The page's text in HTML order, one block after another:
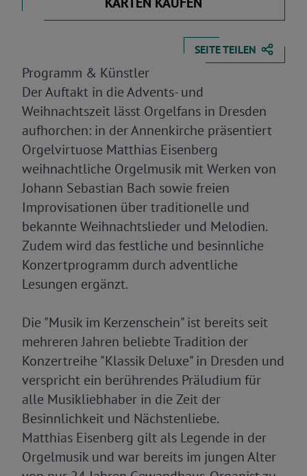
SEITE TEILEN
Programm & Künstler
Der Auftakt in die Advents- und
Weihnachtszeit lässt Orgelfans in Dresden
aufhorchen: in der Annenkirche präsentiert
Orgelvirtuose Matthias Eisenberg
weihnachtliche Orgelmusik mit Werken von
Johann Sebastian Bach sowie freien
Improvisationen über traditionelle und
bekannte Weihnachtslieder und Melodien.
Zudem wird das festliche und besinnliche
Konzertprogramm durch adventliche
Lesungen ergänzt.
Die "Musik im Kerzenschein" ist bereits seit
mehreren Jahren beliebte Tradition der
Konzertreihe "Klassik Deluxe" in Dresden und
verspricht ein berührendes Präludium für
alle Musikliebhaber in die Zeit der
Besinnlichkeit und Nächstenliebe.
Matthias Eisenberg gilt als Legende in der
Orgelmusik und war bereits im jungen Alter